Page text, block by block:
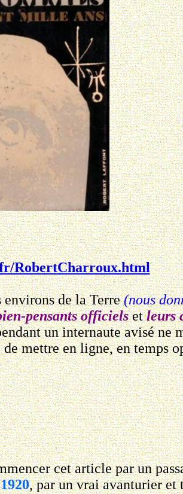
RobertCharroux.html
environs de la Terre(nous
pensants officielsetleurs
un internaute avisé ne
mettre en ligne, en temps
cet article par un
1920, par un vrai avanturier et